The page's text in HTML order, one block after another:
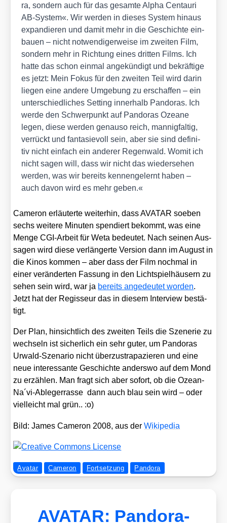
ra, son­dern auch für das gesam­te Alpha Cen­tau­ri
AB-Sys­tem«. Wir wer­den in die­ses Sys­tem hin­aus
expan­die­ren und damit mehr in die Geschich­te ein­
bau­en – nicht not­wen­di­ger­wei­se im zwei­ten Film,
son­dern mehr in Rich­tung eines drit­ten Films. Ich
hat­te das schon ein­mal ange­kün­digt und bekräf­ti­ge
es jetzt: Mein Fokus für den zwei­ten Teil wird dar­in
lie­gen eine ande­re Umge­bung zu erschaf­fen – ein
unter­schied­li­ches Set­ting inner­halb Pan­do­ras. Ich
wer­de den Schwer­punkt auf Pan­do­ras Ozea­ne
legen, die­se wer­den genau­so reich, man­nig­fal­tig,
ver­rückt und fan­ta­sie­voll sein, aber sie sind defi­ni­
tiv nicht ein­fach ein ande­rer Regen­wald. Womit ich
nicht sagen will, dass wir nicht das wie­der­se­hen
wer­den, was wir bereits ken­nen­ge­lernt haben –
auch davon wird es mehr geben.«
Came­ron erläu­ter­te wei­ter­hin, dass AVATAR soeben
sechs wei­te­re Minu­ten spen­diert bekommt, was eine
Men­ge CGI-Arbeit für Weta bedeu­tet. Nach sei­nen Aus­
sa­gen wird die­se ver­län­ger­te Ver­si­on dann im August in
die Kinos kom­men – aber dass der Film noch­mal in
einer ver­än­der­ten Fas­sung in den Licht­spiel­häu­sern zu
sehen sein wird, war ja bereits ange­deu­tet wor­den.
Jetzt hat der Regis­seur das in die­sem Inter­view bestä­
tigt.
Der Plan, hin­sicht­lich des zwei­ten Teils die Sze­ne­rie zu
wech­seln ist sicher­lich ein sehr guter, um Pan­do­ras
Urwald-Sze­na­rio nicht über­zu­stra­pa­zie­ren und eine
neue inter­es­san­te Geschich­te anders­wo auf dem Mond
zu erzäh­len. Man fragt sich aber sofort, ob die Ozean-
Na´vi-Ablegerrasse dann auch blau sein wird – oder
viel­leicht mal grün.. :o)
Bild: James Came­ron 2008, aus derWiki­pe­dia
Avatar Cameron Fortsetzung Pandora
AVATAR: Pandora-